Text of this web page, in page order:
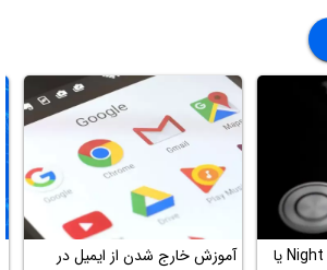
آشنایی با عملکرد Night Mode یا
آموزش خارج شدن از ایمیل در